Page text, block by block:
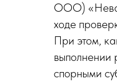
ООО) «Нева-
ходе
При этом,
выполнении
спорными